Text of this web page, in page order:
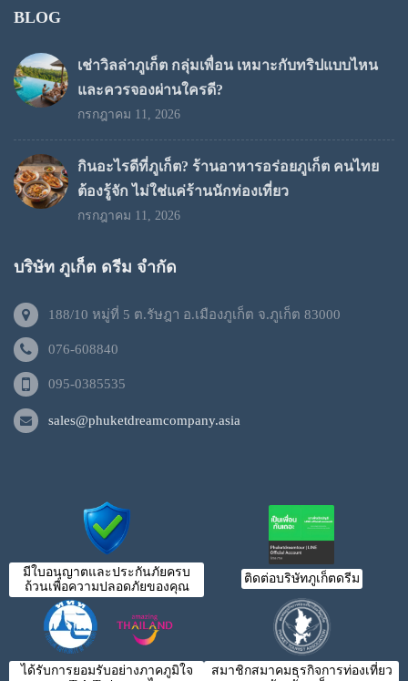
BLOG
เช่าวิลล่าภูเก็ต กลุ่มเพื่อน เหมาะกับทริปแบบไหน
และควรจองผ่านใครดี?
กรกฎาคม 11, 2026
กินอะไรดีที่ภูเก็ต? ร้านอาหารอร่อยภูเก็ต คนไทย
ต้องรู้จัก ไม่ใช่แค่ร้านนักท่องเที่ยว
กรกฎาคม 11, 2026
บริษัท ภูเก็ต ดรีม จำกัด
188/10 หมู่ที่ 5 ต.รัษฎา อ.เมืองภูเก็ต จ.ภูเก็ต 83000
076-608840
095-0385535
sales@phuketdreamcompany.asia
มีใบอนุญาตและประกันภัยครบ
ถ้วนเพื่อความปลอดภัยของคุณ
ติดต่อบริษัทภูเก็ตดรีม
ได้รับการยอมรับอย่างภาคภูมิใจ
สมาชิกสมาคมธุรกิจการท่องเที่ยว